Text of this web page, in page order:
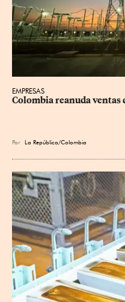
EMPRESAS
Colombia reanuda ventas
Por La República/Colombia